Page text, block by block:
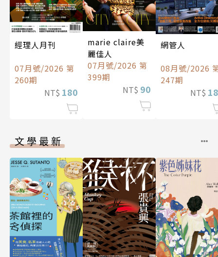
經理人月刊
07月號/2026 第
260期
NT$ 180
marie claire美
麗佳人
07月號/2026 第
399期
NT$ 90
網管人
08月號/2026
247期
NT$
文學最新